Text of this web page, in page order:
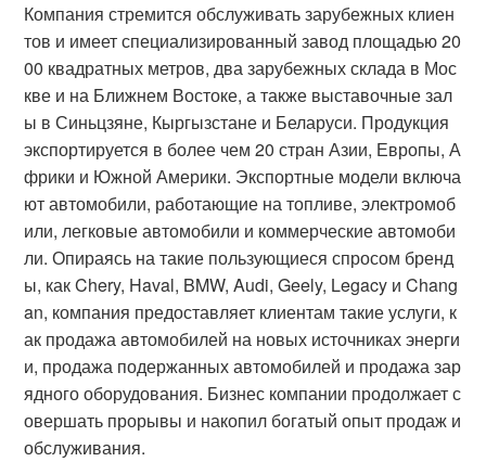
Компания стремится обслуживать зарубежных клиен
тов и имеет специализированный завод площадью 20
00 квадратных метров, два зарубежных склада в Мос
кве и на Ближнем Востоке, а также выставочные зал
ы в Синьцзяне, Кыргызстане и Беларуси. Продукция
экспортируется в более чем 20 стран Азии, Европы, А
фрики и Южной Америки. Экспортные модели включа
ют автомобили, работающие на топливе, электромоб
или, легковые автомобили и коммерческие автомоби
ли. Опираясь на такие пользующиеся спросом бренд
ы, как Chery, Haval, BMW, Audi, Geely, Legacy и Chang
an, компания предоставляет клиентам такие услуги, к
ак продажа автомобилей на новых источниках энерги
и, продажа подержанных автомобилей и продажа зар
ядного оборудования. Бизнес компании продолжает с
овершать прорывы и накопил богатый опыт продаж и
обслуживания.